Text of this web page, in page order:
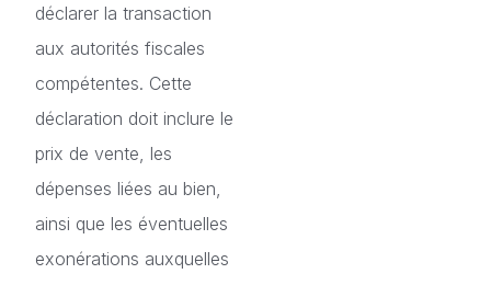
déclarer la transaction
aux autorités fiscales
compétentes. Cette
déclaration doit inclure le
prix de vente, les
dépenses liées au bien,
ainsi que les éventuelles
exonérations auxquelles